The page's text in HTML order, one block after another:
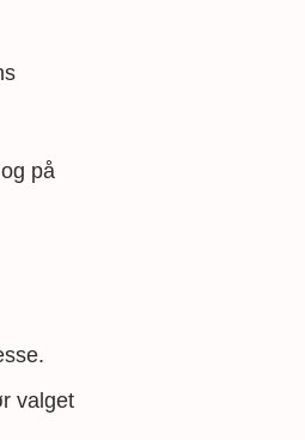
på
valget